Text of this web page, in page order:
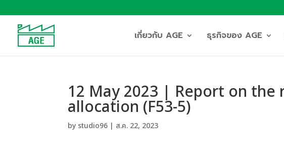
เกี่ยวกับ AGE ธุรกิจของ AGE
12 May 2023 | Report on
allocation (F53-5)
by studio96 | ส.ค. 22, 2023